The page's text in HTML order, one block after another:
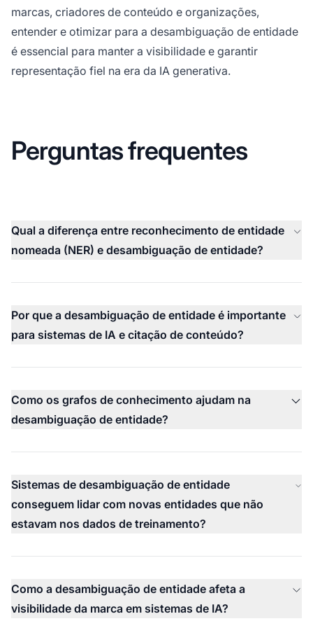
marcas, criadores de conteúdo e organizações,
entender e otimizar para a desambiguação de entidade
é essencial para manter a visibilidade e garantir
representação fiel na era da IA generativa.
Perguntas frequentes
Qual a diferença entre reconhecimento de entidade
nomeada (NER) e desambiguação de entidade?
Por que a desambiguação de entidade é importante
para sistemas de IA e citação de conteúdo?
Como os grafos de conhecimento ajudam na
desambiguação de entidade?
Sistemas de desambiguação de entidade
conseguem lidar com novas entidades que não
estavam nos dados de treinamento?
Como a desambiguação de entidade afeta a
visibilidade da marca em sistemas de IA?